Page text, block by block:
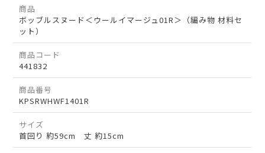
商品
ボッブルスヌード＜ウールイマージュ01R＞（編み物 材料セ
ット）
商品コード
441832
商品番号
KPSRWHWF1401R
サイズ
首回り 約59cm 丈 約15cm